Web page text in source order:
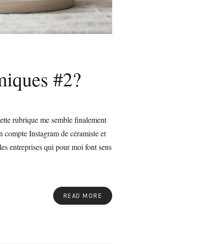
#2?
rubrique me semble finalement
Instagram de céramiste et
entreprises qui pour moi font sens
READ MORE